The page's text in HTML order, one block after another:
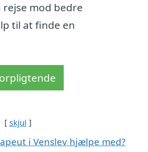
mod bedre
til at finde en
skjul
i Venslev hjælpe med?